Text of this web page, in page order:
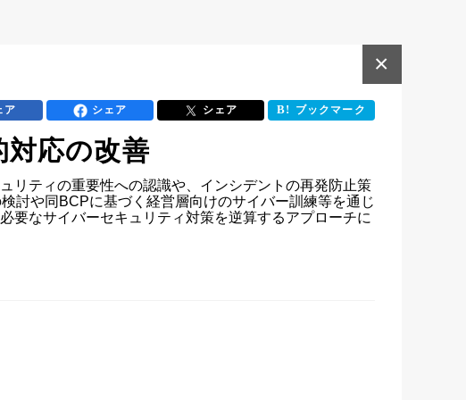
×
ア シェア シェア ブックマーク
応の改善
リティの重要性への認識や、インシデントの再発防止策
討や同BCPに基づく経営層向けのサイバー訓練等を通じ
要なサイバーセキュリティ対策を逆算するアプローチに